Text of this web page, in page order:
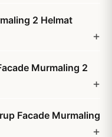
2 Helmat
Murmaling 2
Facade Murmaling